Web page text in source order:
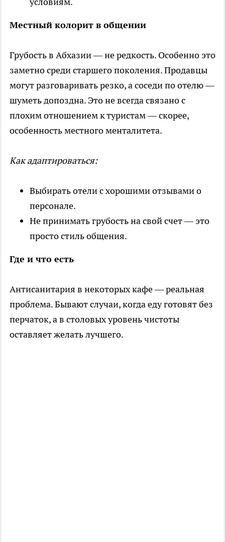
Местный колорит в общении
Грубость в Абхазии — не редкость. Особенно это
заметно среди старшего поколения. Продавцы
могут разговаривать резко, а соседи по отелю —
шуметь допоздна. Это не всегда связано с
плохим отношением к туристам — скорее,
особенность местного менталитета.
Как адаптироваться:
Выбирать отели с хорошими отзывами о
персонале.
Не принимать грубость на свой счет — это
просто стиль общения.
Где и что есть
Антисанитария в некоторых кафе — реальная
проблема. Бывают случаи, когда еду готовят без
перчаток, а в столовых уровень чистоты
оставляет желать лучшего.